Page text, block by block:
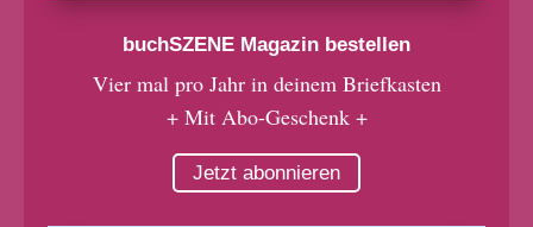
buchSZENE Magazin bestellen
Vier mal pro Jahr in deinem Briefkasten
+ Mit Abo-Geschenk +
Jetzt abonnieren